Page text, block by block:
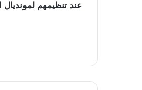
عند تنظيمهم لمونديال